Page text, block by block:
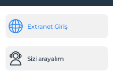
Bebek karyolası
Havaalanı servisi (ücretli)
Extranet Giriş
Sizi arayalım